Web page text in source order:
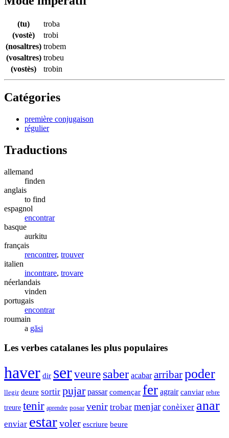
(tu)
troba
(vostè)
trobi
(nosaltres) trobem
(vosaltres) trobeu
(vostès)
trobin
Catégories
première conjugaison
régulier
Traductions
allemand
finden
anglais
to find
espagnol
encontrar
basque
aurkitu
français
rencontrer, trouver
italien
incontrare, trovare
néerlandais
vinden
portugais
encontrar
roumain
a găsi
Les verbes catalanes les plus populaires
haver dir serveuresaber acabar arribarpoder
llegir deure sortir pujar passar començar fer agrair canviar rebre
treure tenir aprendre posar venir trobar menjar conèixer anar
enviar estarvoler escriure beure